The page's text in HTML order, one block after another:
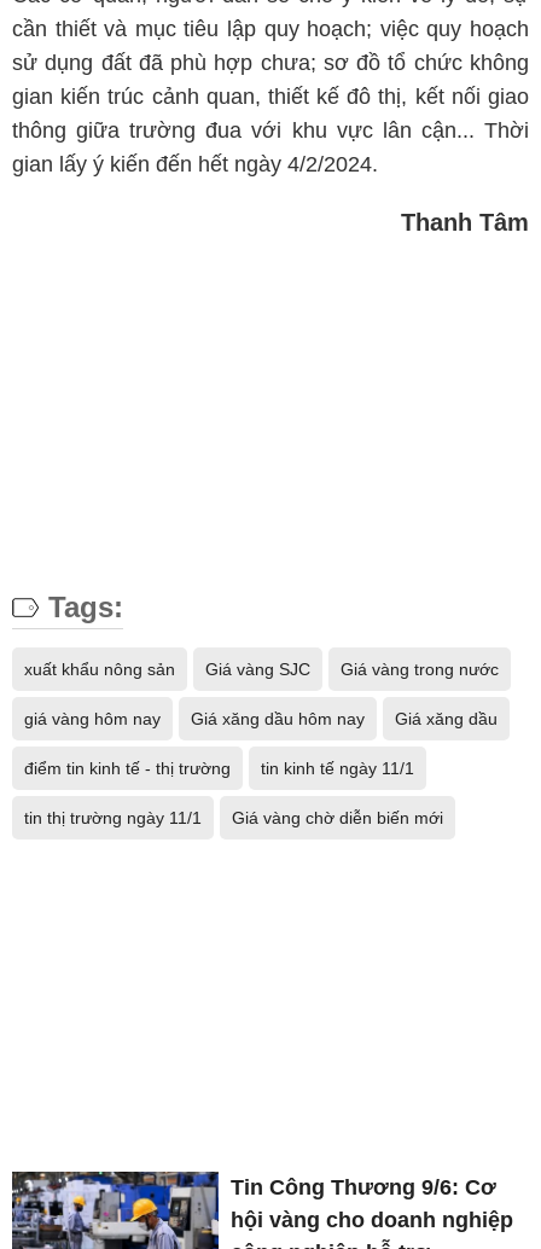
cần thiết và mục tiêu lập quy hoạch; việc quy hoạch
sử dụng đất đã phù hợp chưa; sơ đồ tổ chức không
gian kiến trúc cảnh quan, thiết kế đô thị, kết nối giao
thông giữa trường đua với khu vực lân cận... Thời
gian lấy ý kiến đến hết ngày 4/2/2024.
Thanh Tâm
Tags:
xuất khẩu nông sản Giá vàng SJC Giá vàng trong nước
giá vàng hôm nay Giá xăng dầu hôm nay Giá xăng dầu
điểm tin kinh tế - thị trường tin kinh tế ngày 11/1
tin thị trường ngày 11/1 Giá vàng chờ diễn biến mới
Tin Công Thương 9/6: Cơ
hội vàng cho doanh nghiệp